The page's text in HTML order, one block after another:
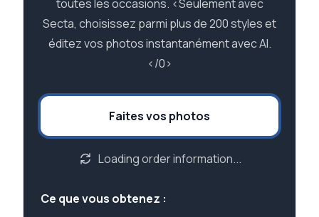
toutes les occasions. <Seulement avec
Secta, choisissez parmi plus de 200 styles et
éditez vos photos instantanément avec AI.
</0>
Faites vos photos
Loading order information...
Ce que vous obtenez :